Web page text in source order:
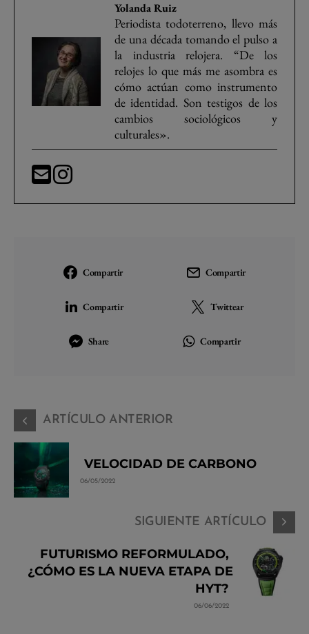
Yolanda Ruiz
Periodista todoterreno, llevo más
de una década tomando el pulso a
la industria relojera. “De los
relojes lo que más me asombra es
cómo actúan como instrumento
de identidad. Son testigos de los
cambios sociológicos y
culturales».
Compartir Compartir
Compartir Twittear
Share Compartir
ARTÍCULO ANTERIOR
VELOCIDAD DE CARBONO
06/05/2022
SIGUIENTE ARTÍCULO
FUTURISMO REFORMULADO,
¿CÓMO ES LA NUEVA ETAPA DE
HYT?
06/06/2022